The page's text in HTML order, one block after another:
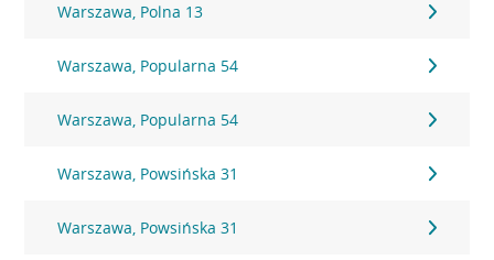
Warszawa, Polna 13
Warszawa, Popularna 54
Warszawa, Popularna 54
Warszawa, Powsińska 31
Warszawa, Powsińska 31